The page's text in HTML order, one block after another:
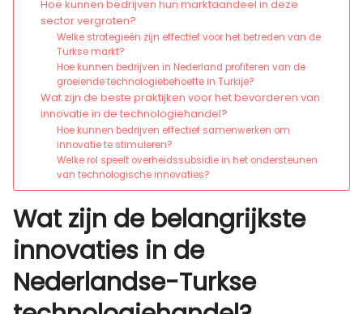
Hoe kunnen bedrijven hun marktaandeel in deze
sector vergroten?
Welke strategieën zijn effectief voor het betreden van de
Turkse markt?
Hoe kunnen bedrijven in Nederland profiteren van de
groeiende technologiebehoefte in Turkije?
Wat zijn de beste praktijken voor het bevorderen van
innovatie in de technologiehandel?
Hoe kunnen bedrijven effectief samenwerken om
innovatie te stimuleren?
Welke rol speelt overheidssubsidie in het ondersteunen
van technologische innovaties?
Wat zijn de belangrijkste
innovaties in de
Nederlandse-Turkse